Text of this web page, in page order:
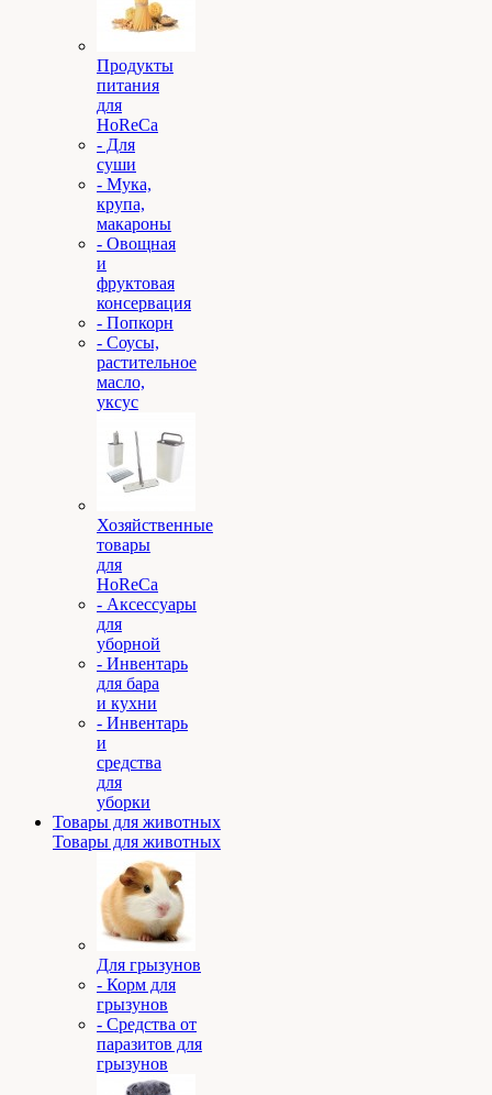
Продукты
питания
для
HoReCa
- Для
суши
- Мука,
крупа,
макароны
- Овощная
и
фруктовая
консервация
- Попкорн
- Соусы,
растительное
масло,
уксус
Хозяйственные
товары
для
HoReCa
- Аксессуары
для
уборной
- Инвентарь
для бара
и кухни
- Инвентарь
и
средства
для
уборки
Товары для животных
Товары для животных
Для грызунов
- Корм для
грызунов
- Средства от
паразитов для
грызунов